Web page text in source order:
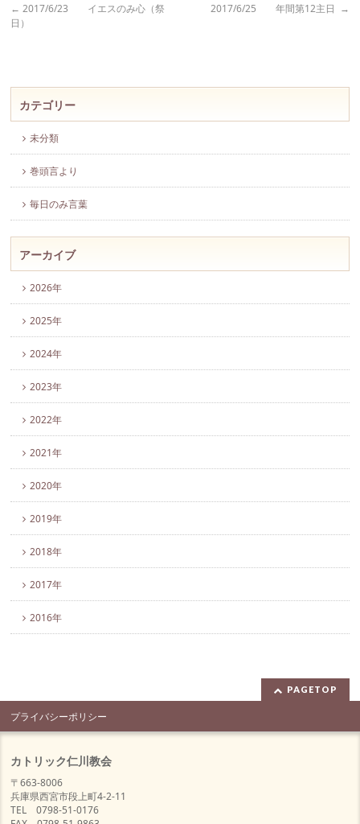
← 2017/6/23 イエスのみ心（祭
日）
2017/6/25 年間第12主日 →
カテゴリー
未分類
巻頭言より
毎日のみ言葉
アーカイブ
2026年
2025年
2024年
2023年
2022年
2021年
2020年
2019年
2018年
2017年
2016年
PAGETOP
プライバシーポリシー
カトリック仁川教会
〒663-8006
兵庫県西宮市段上町4-2-11
TEL 0798-51-0176